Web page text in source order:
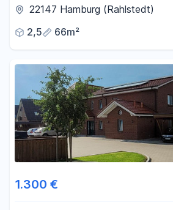
Wohnung mit Südwest-Balkon in
22147 Hamburg (Rahlstedt)
2,5
66m²
1.300 €